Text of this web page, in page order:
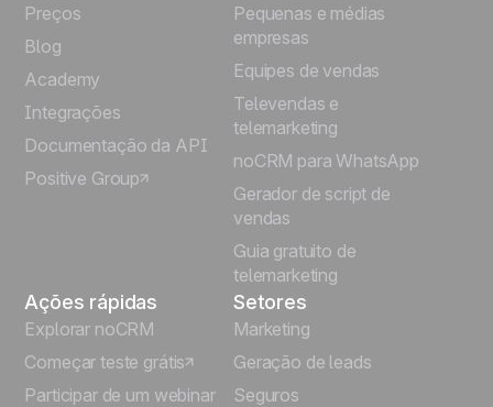
Français
Español
Italiano
Deutsch
Preços
Blog
Academy
Integrações
Documentação da API
Positive Group
Pequenas e médias
empresas
Equipes de vendas
Televendas e
telemarketing
noCRM para WhatsApp
Gerador de script de
vendas
Guia gratuito de
telemarketing
Ações rápidas
Explorar noCRM
Começar teste grátis
Participar de um webinar
Setores
Marketing
Geração de leads
Seguros